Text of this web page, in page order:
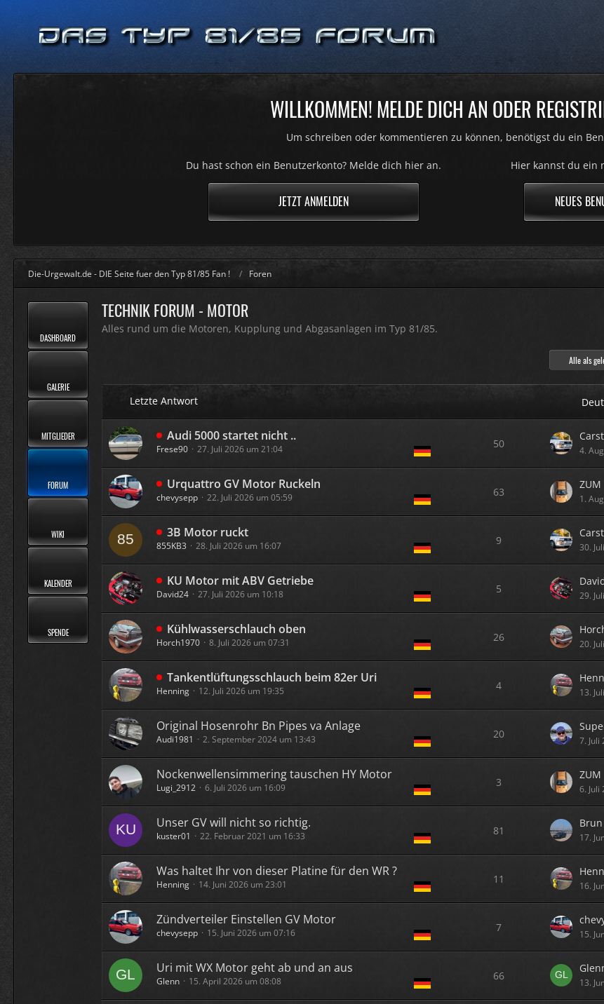
WILLKOMMEN! MELDE DICH AN ODER
Um schreiben oder kommentieren zu können, benötigst du ein
Du hast schon ein Benutzerkonto? Melde dich hier an.
JETZT ANMELDEN
Hier kannst du ein
NEUES
Die-Urgewalt.de - DIE Seite fuer den Typ 81/85 Fan ! Foren
DASHBOARD
GALERIE
MITGLIEDER
FORUM
WIKI
KALENDER
SPENDE
TECHNIK FORUM - MOTOR
Alles rund um die Motoren, Kupplung und Abgasanlagen im Typ 81/85.
Alle als
Letzte Antwort
Audi 5000 startet nicht ..
Frese90 27. Juli 2026 um 21:04 50
4.
Urquattro GV Motor Ruckeln
chevysepp 22. Juli 2026 um 05:59 63
ZUM
1.
3B Motor ruckt
855KB3 28. Juli 2026 um 16:07 9
30.
KU Motor mit ABV Getriebe
David24 27. Juli 2026 um 10:18 5
29.
Kühlwasserschlauch oben
Horch1970 8. Juli 2026 um 07:31 26
20.
Tankentlüftungsschlauch beim 82er Uri
Henning 12. Juli 2026 um 19:35 4
13.
Original Hosenrohr Bn Pipes va Anlage
Audi1981 2. September 2024 um 13:43 20
7. Juli
Nockenwellensimmering tauschen HY Motor
Lugi_2912 6. Juli 2026 um 16:09 3
ZUM
6. Juli
Unser GV will nicht so richtig.
kuster01 22. Februar 2021 um 16:33 81
Brun
17.
Was haltet Ihr von dieser Platine für den WR ?
Henning 14. Juni 2026 um 23:01 11
16.
Zündverteiler Einstellen GV Motor
chevysepp 15. Juni 2026 um 07:16 7
15.
Uri mit WX Motor geht ab und an aus
Glenn 15. April 2026 um 08:08 66
13.